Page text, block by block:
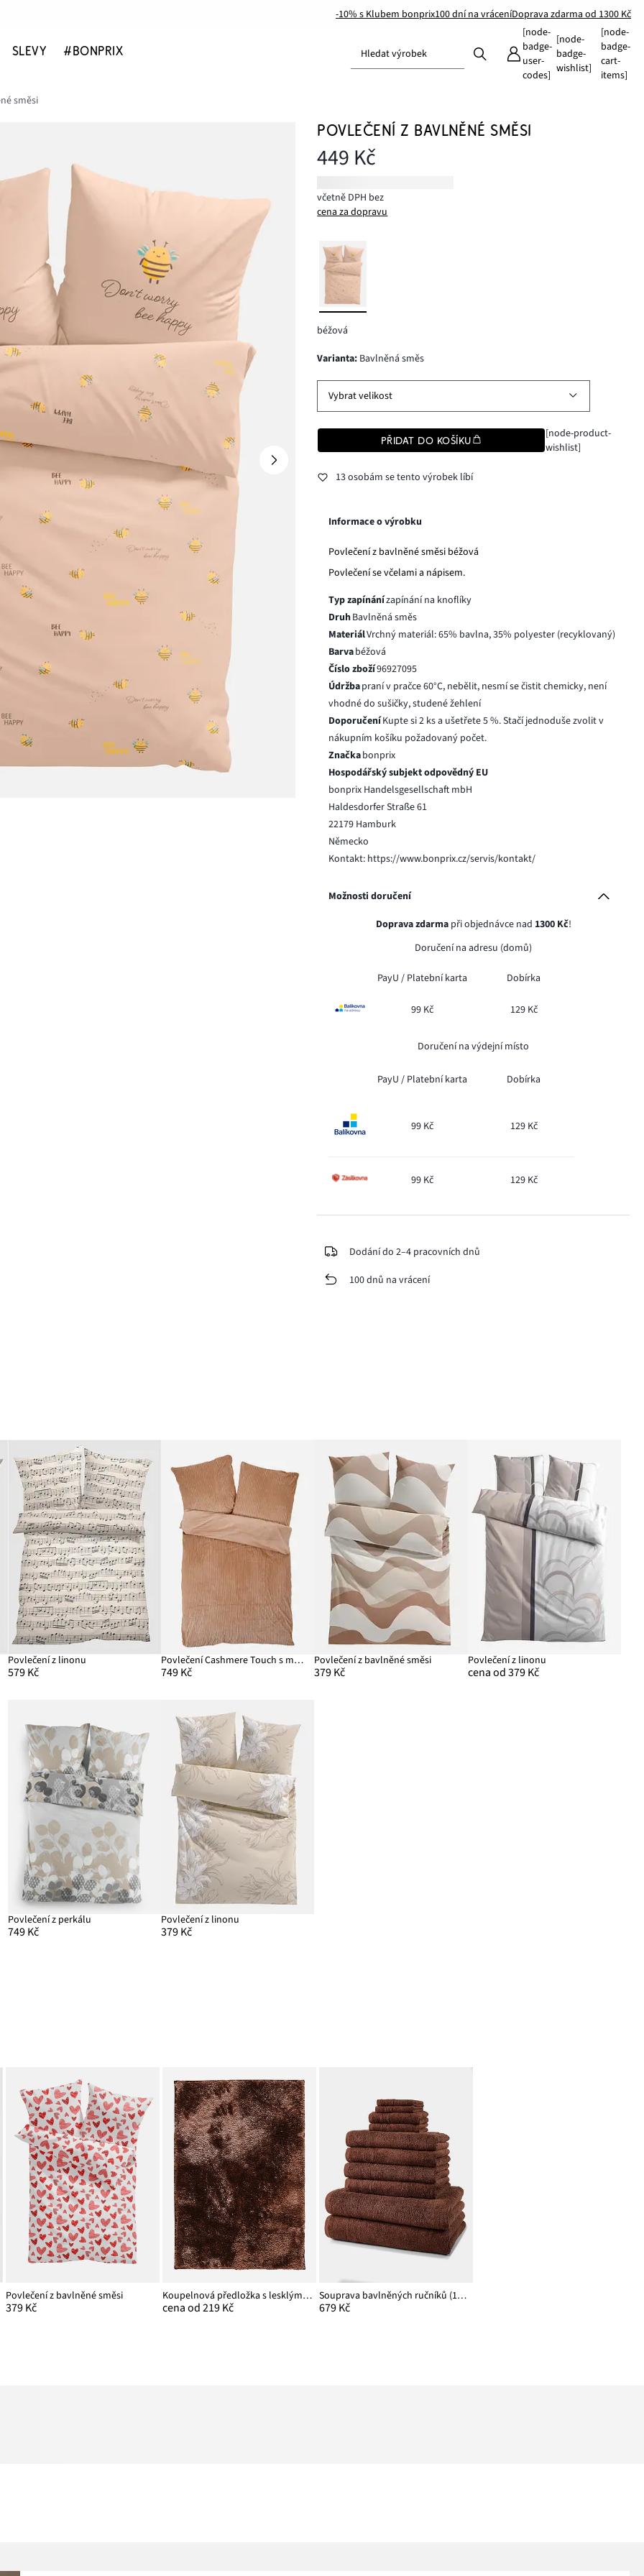
-10% s Klubem bonprix100 dní na vráceníDoprava zdarma od 1300 Kč
SLEVY #BONPRIX Hledat výrobek
[node-
badge-
user-
codes]
[node-
badge-
wishlist]
[node-
badge-
cart-
items]
směsi
POVLEČENÍ Z BAVLNĚNÉ SMĚSI
449 Kč
včetně DPH bez
cena za dopravu
béžová
varianta: Bavlněná směs
Vybrat velikost
PŘIDAT DO KOŠÍKU
[node-product-
wishlist]
13 osobám se tento výrobek líbí
Informace o výrobku
Povlečení z bavlněné směsi béžová
Povlečení se včelami a nápisem.
Typ zapínánízapínání na knoflíky
DruhBavlněná směs
MateriálVrchný materiál: 65% bavlna, 35% polyester (recyklovaný)
Barvabéžová
Číslo zboží96927095
Údržbapraní v pračce 60°C, nebělit, nesmí se čistit chemicky, není
vhodné do sušičky, studené žehlení
DoporučeníKupte si 2 ks a ušetřete 5 %. Stačí jednoduše zvolit v
nákupním košíku požadovaný počet.
Značkabonprix
Hospodářský subjekt odpovědný EU
bonprix Handelsgesellschaft mbH
Haldesdorfer Straße 61
22179 Hamburk
Německo
Kontakt: https://www.bonprix.cz/servis/kontakt/
Možnosti doručení
Doprava zdarmapři objednávce nad 1300 Kč!
Doručení na adresu (domů)
PayU / Platební karta Dobírka
99 Kč 129 Kč
Doručení na výdejní místo
PayU / Platební karta Dobírka
99 Kč 129 Kč
99 Kč 129 Kč
Dodání do 2–4 pracovních dnů
100 dnů na vrácení
Povlečení z linonu
579 Kč
Povlečení Cashmere Touch s manšestrovým vzhledem
749 Kč
Povlečení z bavlněné směsi
379 Kč
Povlečení z linonu
cena od 379 Kč
Povlečení z perkálu
749 Kč
Povlečení z linonu
379 Kč
Povlečení z bavlněné směsi
379 Kč
Koupelnová předložka s lesklým povrchem
cena od 219 Kč
Souprava bavlněných ručníků (10dílná)
679 Kč